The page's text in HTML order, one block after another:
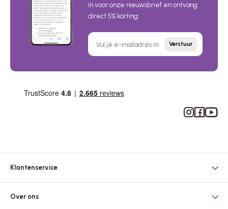
in voor onze nieuwsbrief en ontvang
direct 5% korting:
Verstuur
Instagram
Facebook
Klantenservice
Over ons